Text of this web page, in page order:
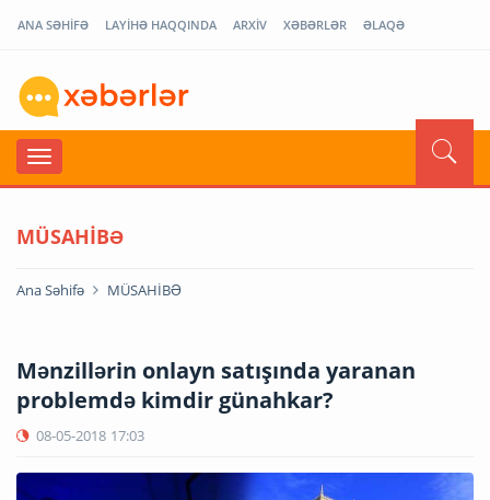
ANA SƏHİFƏ LAYİHƏ HAQQINDA ARXİV XƏBƏRLƏR ƏLAQƏ
MÜSAHİBƏ
Ana Səhifə MÜSAHİBƏ
Mənzillərin onlayn satışında yaranan
problemdə kimdir günahkar?
08-05-2018 17:03